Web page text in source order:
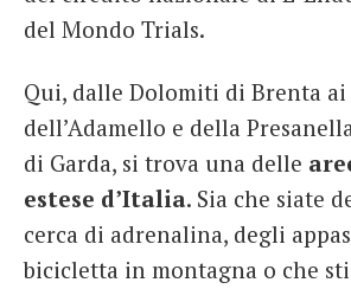
del Mondo Trials.
Qui, dalle Dolomiti di Brenta
dell’Adamello e della
di Garda, si trova una delle
estese d’Italia. Sia che siate
cerca di adrenalina, degli
bicicletta in montagna o che